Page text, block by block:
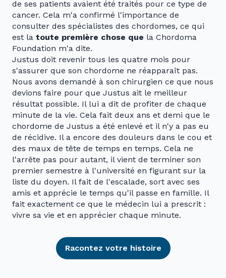
de ses patients avaient été traités pour ce type de
cancer. Cela m'a confirmé l'importance de
consulter des spécialistes des chordomes, ce qui
est la toute première chose que la Chordoma
Foundation m'a dite.
Justus doit revenir tous les quatre mois pour
s'assurer que son chordome ne réapparaît pas.
Nous avons demandé à son chirurgien ce que nous
devions faire pour que Justus ait le meilleur
résultat possible. Il lui a dit de profiter de chaque
minute de la vie. Cela fait deux ans et demi que le
chordome de Justus a été enlevé et il n'y a pas eu
de récidive. Il a encore des douleurs dans le cou et
des maux de tête de temps en temps. Cela ne
l'arrête pas pour autant, il vient de terminer son
premier semestre à l'université en figurant sur la
liste du doyen. Il fait de l'escalade, sort avec ses
amis et apprécie le temps qu'il passe en famille. Il
fait exactement ce que le médecin lui a prescrit :
vivre sa vie et en apprécier chaque minute.
Racontez votre histoire